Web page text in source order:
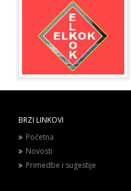
BRZI LINKOVI
Početna
Novosti
Primedbe i sugestije